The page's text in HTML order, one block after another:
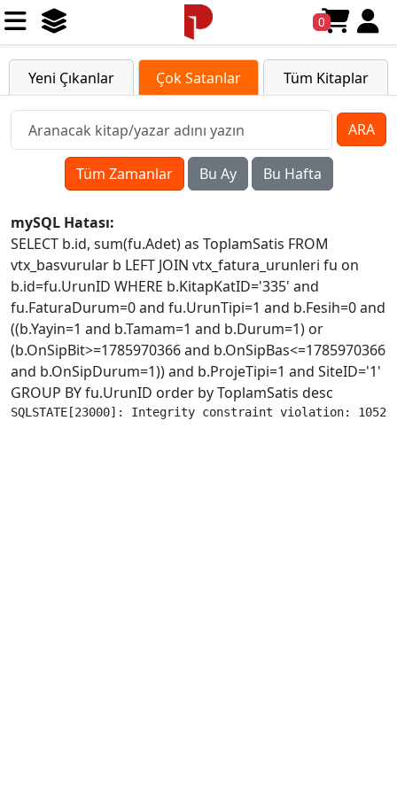
0
Yeni Çıkanlar Çok Satanlar Tüm Kitaplar
ARA
Tüm Zamanlar Bu Ay Bu Hafta
mySQL Hatası:
SELECT b.id, sum(fu.Adet) as ToplamSatis FROM
vtx_basvurular b LEFT JOIN vtx_fatura_urunleri fu on
b.id=fu.UrunID WHERE b.KitapKatID='335' and
fu.FaturaDurum=0 and fu.UrunTipi=1 and b.Fesih=0 and
((b.Yayin=1 and b.Tamam=1 and b.Durum=1) or
(b.OnSipBit>=1785970366 and b.OnSipBas<=1785970366
and b.OnSipDurum=1)) and b.ProjeTipi=1 and SiteID='1'
GROUP BY fu.UrunID order by ToplamSatis desc
SQLSTATE[23000]: Integrity constraint violation: 1052